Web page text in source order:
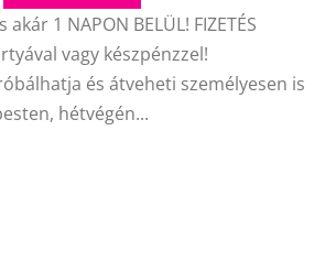
akár 1 NAPON BELÜL! FIZETÉS
vagy készpénzzel!
és átveheti személyesen is
hétvégén...